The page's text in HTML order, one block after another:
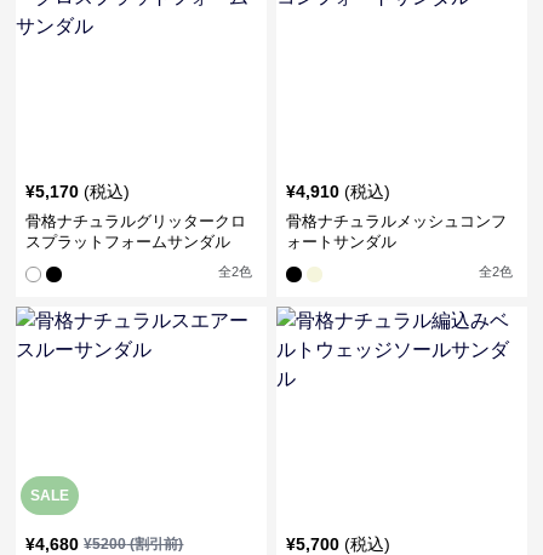
¥5,170 (税込)
骨格ナチュラルグリッタークロ
スプラットフォームサンダル
全2色
¥4,910 (税込)
骨格ナチュラルメッシュコンフ
ォートサンダル
全2色
SALE
¥4,680 ¥5200(割引前) ¥5,700 (税込)